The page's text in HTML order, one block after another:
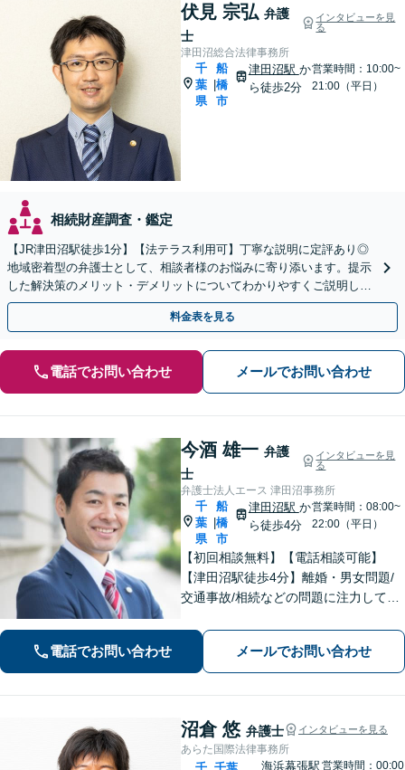
伏見 宗弘 弁護
士
インタビューを見
る
津田沼総合法律事務所
千
葉
県
船
橋
市
津田沼駅 か
ら徒歩2分
営業時間：10:00~
21:00（平日）
相続財産調査・鑑定
【JR津田沼駅徒歩1分】【法テラス利用可】丁寧な説明に定評あり◎
地域密着型の弁護士として、相談者様のお悩みに寄り添います。提示
した解決策のメリット・デメリットについてわかりやすくご説明しま
す【初回相談無料 】【プライバシーへの配慮も安心】
料金表を見る
電話でお問い合わせ メールでお問い合わせ
今酒 雄一 弁護
士
インタビューを見
る
弁護士法人エース 津田沼事務所
千
葉
県
船
橋
市
津田沼駅 か
ら徒歩4分
営業時間：08:00~
22:00（平日）
【初回相談無料】【電話相談可能】
【津田沼駅徒歩4分】離婚・男女問題/
交通事故/相続などの問題に注力してい
電話でお問い合わせ メールでお問い合わせ
沼倉 悠 弁護士 インタビューを見る
あらた国際法律事務所
千 千葉
海浜幕張駅 営業時間：00:00